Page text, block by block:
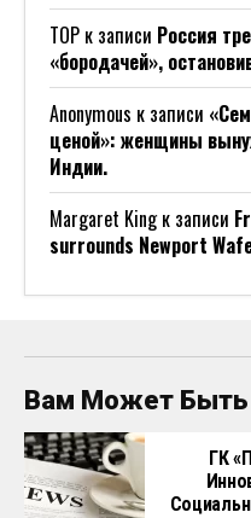
ТОР к записи Россия
«бородачей»,
Anonymous к записи
ценой»: женщины
Индии.
Margaret Kingк записи
surrounds Newport
Вам Может Быть
ГК